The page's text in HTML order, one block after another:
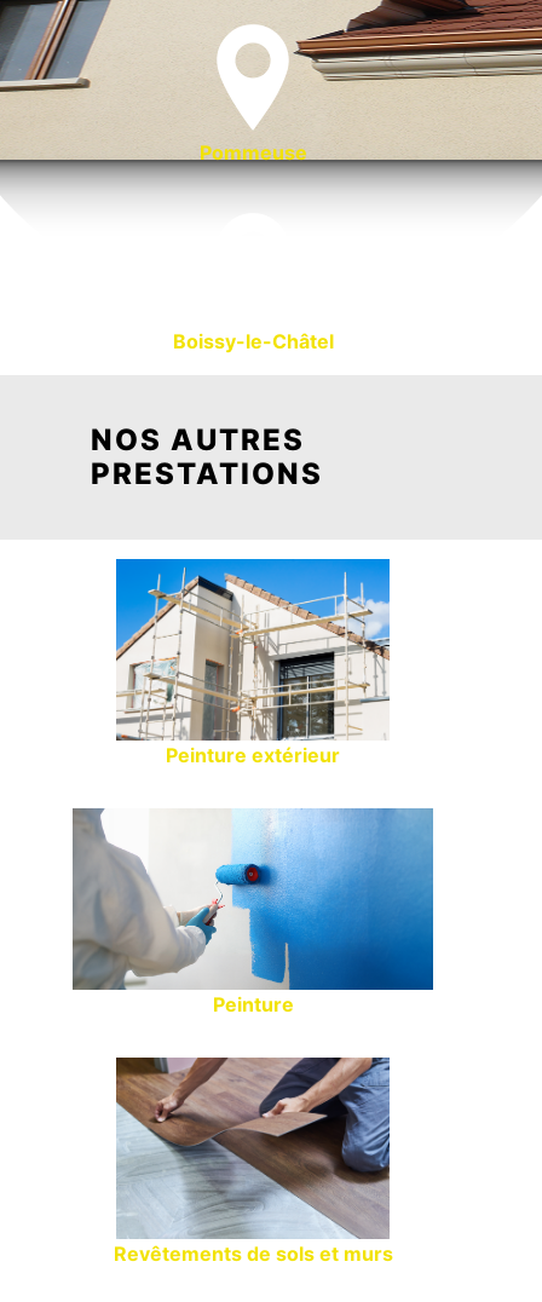
Pommeuse
Boissy-le-Châtel
NOS AUTRES
PRESTATIONS
Peinture extérieur
Peinture
Revêtements de sols et murs